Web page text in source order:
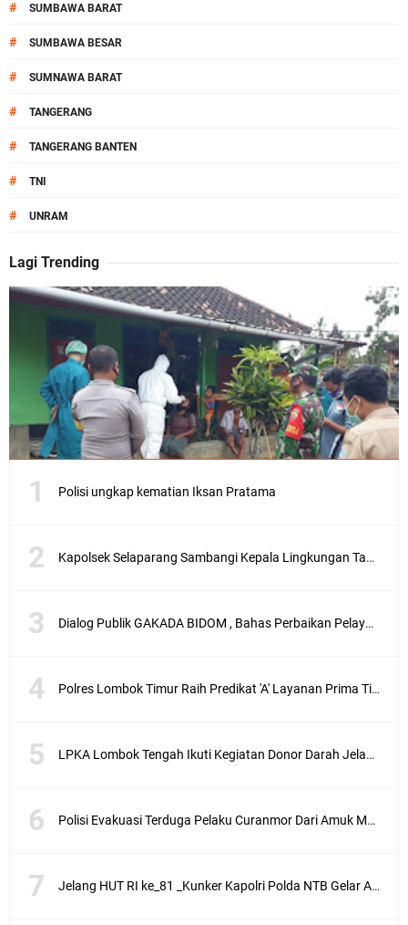
# SUMBAWA BARAT
# SUMBAWA BESAR
# SUMNAWA BARAT
# TANGERANG
# TANGERANG BANTEN
# TNI
# UNRAM
Lagi Trending
Polisi ungkap kematian Iksan Pratama
Kapolsek Selaparang Sambangi Kepala Lingkungan Taman Perkuat Sinergitas
Dialog Publik GAKADA BIDOM , Bahas Perbaikan Pelayanan Medis di NTB
Polres Lombok Timur Raih Predikat 'A' Layanan Prima Tingkat Polres Jajaran
LPKA Lombok Tengah Ikuti Kegiatan Donor Darah Jelang HUT RI_ Ke 81
Polisi Evakuasi Terduga Pelaku Curanmor Dari Amuk Masa
Jelang HUT RI ke_81 _Kunker Kapolri Polda NTB Gelar Apel Siaga Kamtibmas Serentak